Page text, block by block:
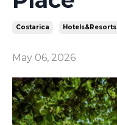
Costarica Hotels&resorts
May 06, 2026